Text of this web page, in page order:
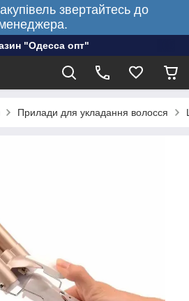
звертайтесь до
"Одесса опт"
Прилади для укладання волосся